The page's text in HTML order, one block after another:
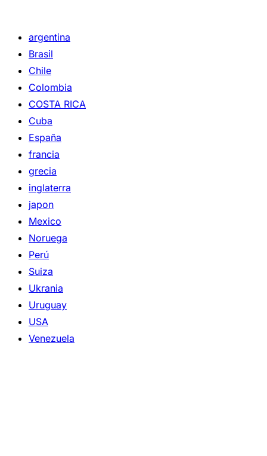
argentina
Brasil
Chile
Colombia
COSTA RICA
Cuba
España
francia
grecia
inglaterra
japon
Mexico
Noruega
Perú
Suiza
Ukrania
Uruguay
USA
Venezuela